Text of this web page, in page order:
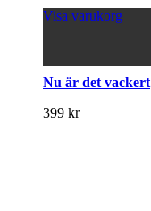
Visa varukorg
Nu är det vackert
399 kr